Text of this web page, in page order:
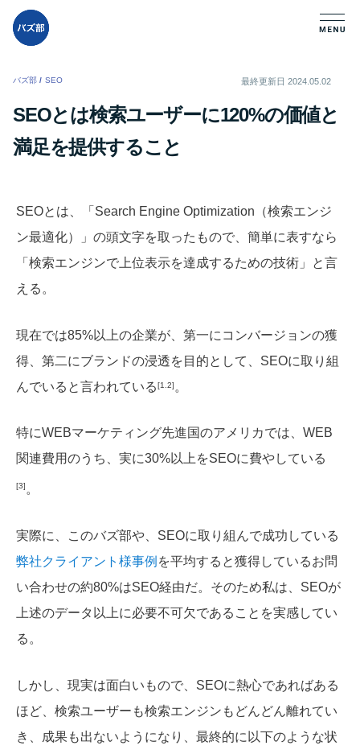
バズ部 / SEO 最終更新日 2024.05.02
SEOとは検索ユーザーに120%の価値と
満足を提供すること
SEOとは、「Search Engine Optimization（検索エンジ
ン最適化）」の頭文字を取ったもので、簡単に表すなら
「検索エンジンで上位表示を達成するための技術」と言
える。
現在では85%以上の企業が、第一にコンバージョンの獲
得、第二にブランドの浸透を目的として、SEOに取り組
んでいると言われている[1.2] 。
特にWEBマーケティング先進国のアメリカでは、WEB
関連費用のうち、実に30%以上をSEOに費やしている
[3]。
実際に、このバズ部や、SEOに取り組んで成功している
弊社クライアント様事例 を平均すると獲得しているお問
い合わせの約80%はSEO経由だ。そのため私は、SEOが
上述のデータ以上に必要不可欠であることを実感してい
る。
しかし、現実は面白いもので、SEOに熱心であればある
ほど、検索ユーザーも検索エンジンもどんどん離れてい
き、成果も出ないようになり、最終的に以下のような状